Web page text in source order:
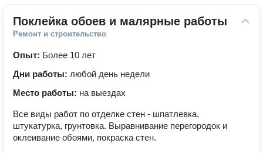
Поклейка обоев и малярные работы
Ремонт и строительство
Опыт: Более 10 лет
Дни работы: любой день недели
Место работы: на выездах
Все виды работ по отделке стен - шпатлевка,
штукатурка, грунтовка. Выравнивание перегородок и
оклеивание обоями, покраска стен.